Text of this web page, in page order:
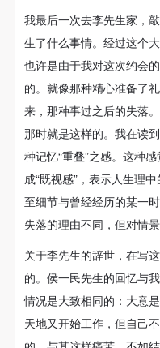
我最后一次去李先生家，
生了什么事情。经过这个
也许是由于我对这次约会
的。就像那种精心准备了
来，那种事过之后的失落
那时就是这样的。我在读
种记忆“重叠”之感。这种
成“既视感”，表示人生理
至细节与曾经经历的某一
失落的理由不同，但对情
关于李先生的辞世，在写
的。侯一民先生的回忆与
情况是大致相同的：大意
天地又开始工作，但自己
验证码
可使用雅昌